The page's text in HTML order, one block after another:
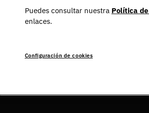
Puedes consultar nuestra Política de
enlaces.
Configuración de cookies